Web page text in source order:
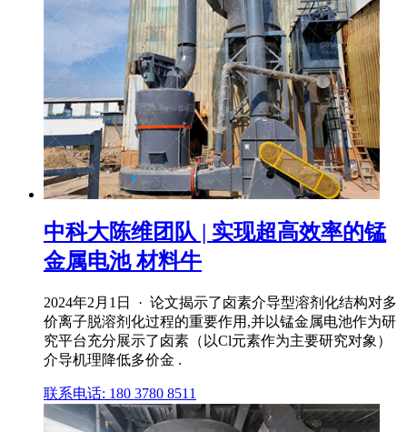
中科大陈维团队 | 实现超高效率的锰
金属电池 材料牛
2024年2月1日 · 论文揭示了卤素介导型溶剂化结构对多
价离子脱溶剂化过程的重要作用,并以锰金属电池作为研
究平台充分展示了卤素（以Cl元素作为主要研究对象）
介导机理降低多价金 .
联系电话: 180 3780 8511